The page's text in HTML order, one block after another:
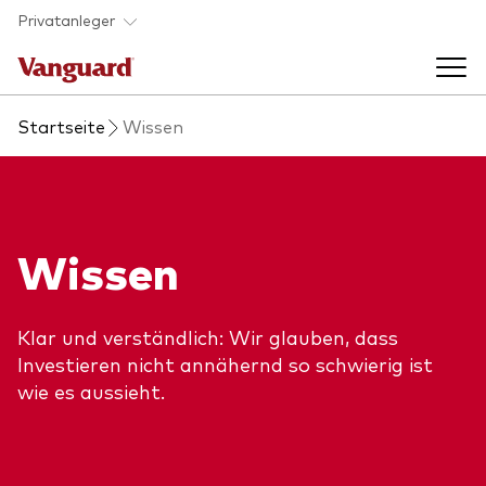
Skip to main content
Privatanleger
Indexfonds & ETFs
Produkte handeln
Produkte im Überblick
Produktliste
Back to main menu
Aktuelles
Veranstaltungen
Über uns
Startseite Wissen
Wissen
Klar und verständlich: Wir glauben, dass
Investieren nicht annähernd so schwierig ist
wie es aussieht.